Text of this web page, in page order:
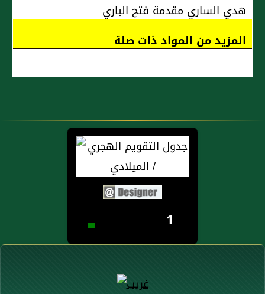
أَنْتُمْ ضَرَبْتُمْ
مُصِيبَةُ
مِنْ بَعْدِ
ثَمَناً وَلَوْ
هدي الساري مقدمة فتح الباري
المزيد من المواد ذات صلة
1